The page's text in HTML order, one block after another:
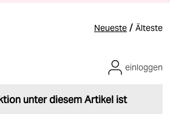
Neueste / Älteste
unter diesem Artikel ist
einloggen